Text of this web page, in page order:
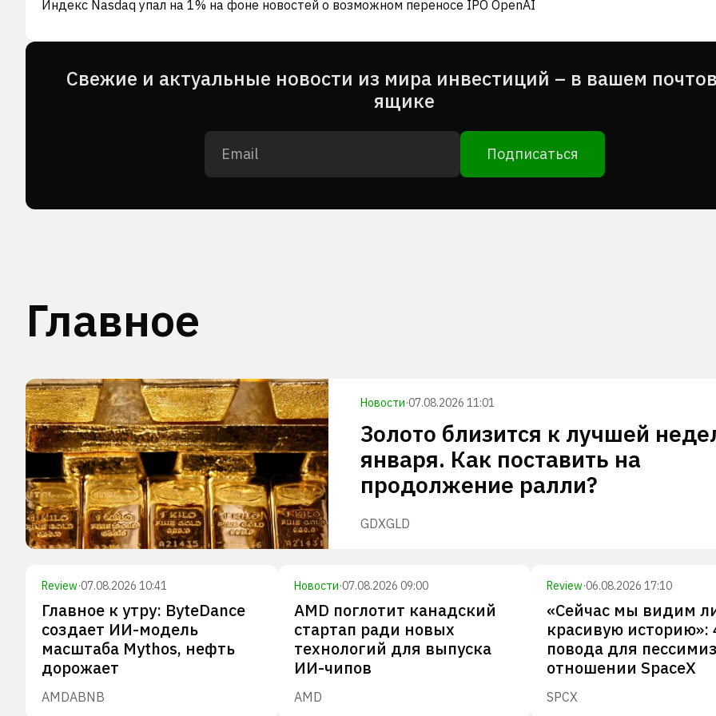
Индекс Nasdaq упал на 1% на фоне новостей о возможном переносе IPO OpenAI
Cвежие и актуальные новости из мира инвестиций – в вашем
ящике
Подписаться
Главное
Новости·07.08.2026 11:01
Золото близится к лучшей
января. Как поставить на
продолжение ралли?
GDXGLD
Review·07.08.2026 10:41
Главное к утру: ByteDance
создает ИИ-модель
масштаба Mythos, нефть
дорожает
AMDABNB
Новости·07.08.2026 09:00
AMD поглотит канадский
стартап ради новых
технологий для выпуска
ИИ-чипов
AMD
Review·06.08.2026 17:10
«Сейчас мы видим
красивую историю»:
повода для
отношении SpaceX
SPCX